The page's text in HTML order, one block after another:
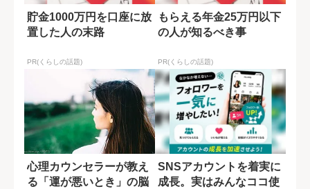
貯金1000万円を口座に放
置した人の末路
PR(くらしの話題)
もらえる年金25万円以下
の人が知るべき事
PR(くらしの話題)
心理カウンセラーが教え
る「運が悪いとき」の脳
SNSアカウントを着実に
成長。実はみんなココ使